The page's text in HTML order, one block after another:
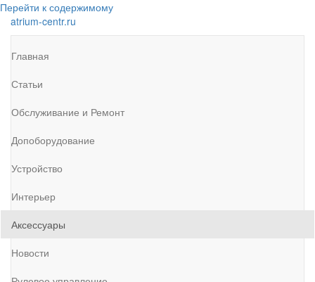
Перейти к содержимому
atrium-centr.ru
Главная
Статьи
Обслуживание и Ремонт
Допоборудование
Устройство
Интерьер
Аксессуары
Новости